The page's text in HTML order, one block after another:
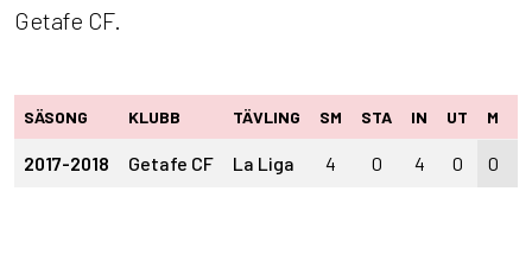
Getafe CF.
SÄSONG KLUBB TÄVLING SM STA IN UT M
2017-2018 Getafe CF La Liga 4 0 4 0 0